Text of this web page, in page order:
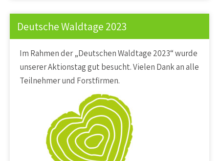
Deutsche Waldtage 2023
Im Rahmen der „Deutschen Waldtage 2023“ wurde
unserer Aktionstag gut besucht. Vielen Dank an alle
Teilnehmer und Forstfirmen.